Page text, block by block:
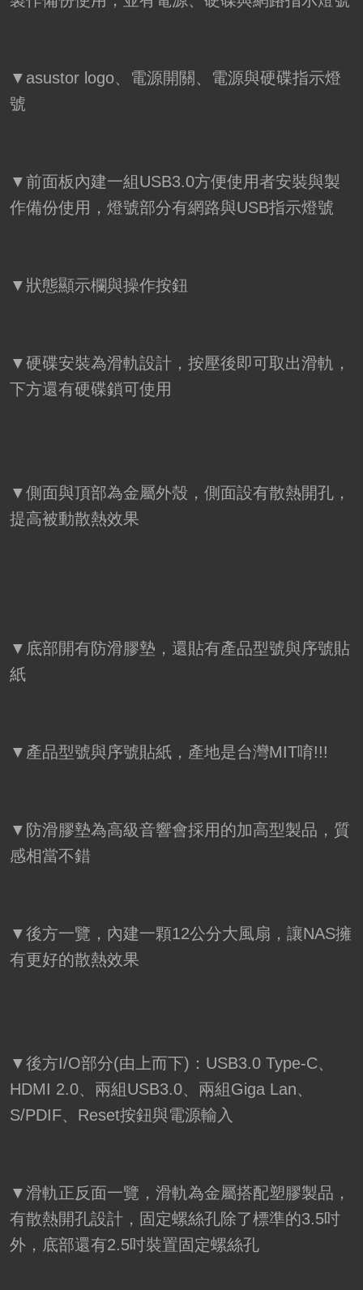
▼asustor logo、電源開關、電源與硬碟指示燈
號
▼前面板內建一組USB3.0方便使用者安裝與製
作備份使用，燈號部分有網路與USB指示燈號
▼狀態顯示欄與操作按鈕
▼硬碟安裝為滑軌設計，按壓後即可取出滑軌，
下方還有硬碟鎖可使用
▼側面與頂部為金屬外殼，側面設有散熱開孔，
提高被動散熱效果
▼底部開有防滑膠墊，還貼有產品型號與序號貼
紙
▼產品型號與序號貼紙，產地是台灣MIT唷!!!
▼防滑膠墊為高級音響會採用的加高型製品，質
感相當不錯
▼後方一覽，內建一顆12公分大風扇，讓NAS擁
有更好的散熱效果
▼後方I/O部分(由上而下)：USB3.0 Type-C、
HDMI 2.0、兩組USB3.0、兩組Giga Lan、
S/PDIF、Reset按鈕與電源輸入
▼滑軌正反面一覽，滑軌為金屬搭配塑膠製品，
有散熱開孔設計，固定螺絲孔除了標準的3.5吋
外，底部還有2.5吋裝置固定螺絲孔